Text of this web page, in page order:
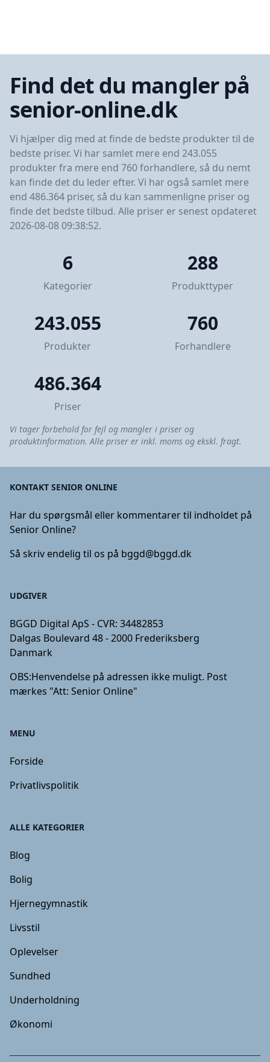
Find det du mangler på
senior-online.dk
Vi hjælper dig med at finde de bedste produkter til de
bedste priser. Vi har samlet mere end 243.055
produkter fra mere end 760 forhandlere, så du nemt
kan finde det du leder efter. Vi har også samlet mere
end 486.364 priser, så du kan sammenligne priser og
finde det bedste tilbud. Alle priser er senest opdateret
2026-08-08 09:38:52.
6
Kategorier
288
Produkttyper
243.055
Produkter
760
Forhandlere
486.364
Priser
Vi tager forbehold for fejl og mangler i priser og
produktinformation. Alle priser er inkl. moms og ekskl. fragt.
KONTAKT SENIOR ONLINE
Har du spørgsmål eller kommentarer til indholdet på
Senior Online?
Så skriv endelig til os på bggd@bggd.dk
UDGIVER
BGGD Digital ApS - CVR: 34482853
Dalgas Boulevard 48 - 2000 Frederiksberg
Danmark
OBS:Henvendelse på adressen ikke muligt. Post
mærkes "Att: Senior Online"
MENU
Forside
Privatlivspolitik
ALLE KATEGORIER
Blog
Bolig
Hjernegymnastik
Livsstil
Oplevelser
Sundhed
Underholdning
Økonomi